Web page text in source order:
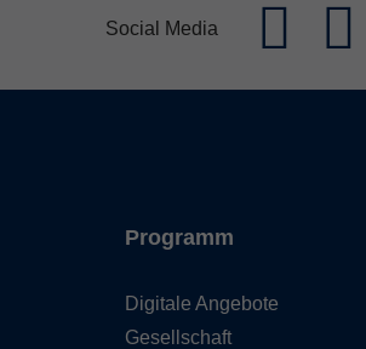
Social Media
Programm
Digitale Angebote
Gesellschaft